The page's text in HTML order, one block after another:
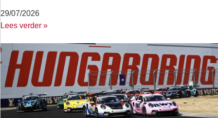
29/07/2026
Lees verder »